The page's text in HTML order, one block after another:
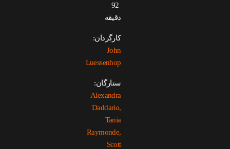
92
دقیقه
کارگردان:
John
Luessenhop
ستارگان:
Alexandra
Daddario,
Tania
Raymonde,
Scott